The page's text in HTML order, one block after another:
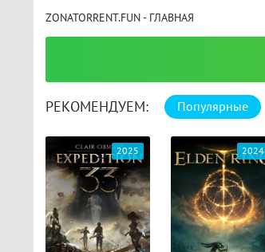
ZONATORRENT.FUN - ГЛАВНАЯ
РЕКОМЕНДУЕМ: Популярные
2024 2024